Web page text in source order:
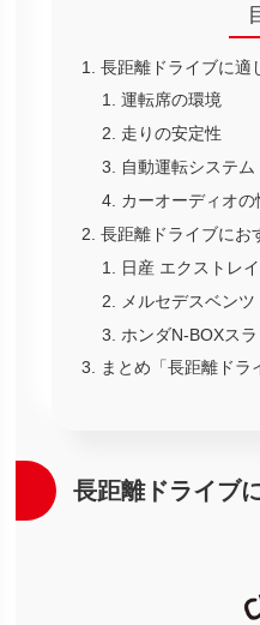
長距離ドライブに適
運転席の環境
走りの安定性
自動運転システム
カーオーディオの
長距離ドライブにお
日産 エクストレ
メルセデスベン
ホンダN-BOXスラ
まとめ「長距離ドラ
長距離ドライブ